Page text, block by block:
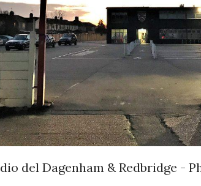
del Dagenham & Redbridge -